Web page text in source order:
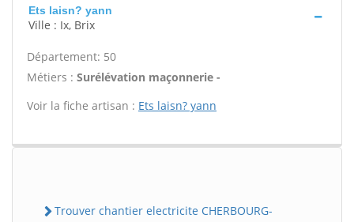
Ets laisn? yann
Ville : Ix, Brix
Département: 50
Métiers : Surélévation maçonnerie -
Voir la fiche artisan : Ets laisn? yann
Trouver chantier electricite CHERBOURG-